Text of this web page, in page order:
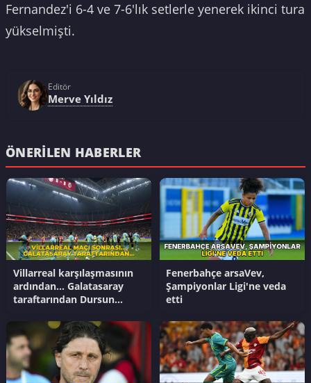
Fernandez'i 6-4 ve 7-6'lık setlerle yenerek ikinci tura
yükselmişti.
Editör
Merve Yıldız
ÖNERILEN HABERLER
Villarreal karşılaşmasının
ardından... Galatasaray
taraftarından Dursun
Fenerbahçe arsaVev,
Şampiyonlar Ligi'ne veda
etti